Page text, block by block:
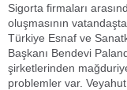
Sigorta firmaları
oluşmasının
Türkiye Esnaf ve
Başkanı Bendevi
şirketlerinden
problemler var.